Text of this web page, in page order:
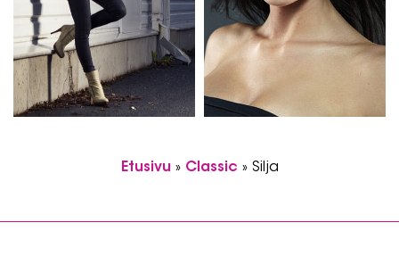
Etusivu » Classic » Silja